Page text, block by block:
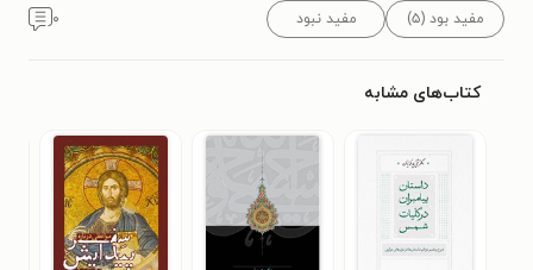
مفید بود (۵) مفید نبود ۰
کتاب‌های مشابه